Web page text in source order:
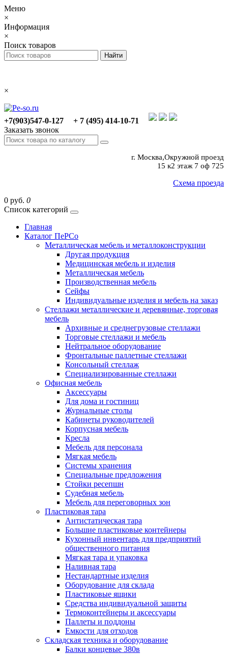
Меню
×
Информация
×
Поиск товаров
×
+7(903)547-0-127
+ 7 (495) 414-10-71
Заказать звонок
г. Москва,Окружной проезд
15 к2 этаж 7 оф 725
Схема проезда
0 руб. 0
Список категорий
Главная
Каталог ПеРСо
Металлическая мебель и металлоконструкции
Другая продукция
Медицинская мебель и изделия
Металлическая мебель
Производственная мебель
Сейфы
Индивидуальные изделия и мебель на заказ
Стеллажи металлические и деревянные, торговая
мебель
Архивные и среднегрузовые стеллажи
Торговые стеллажи и мебель
Нейтральное оборудование
Фронтальные паллетные стеллажи
Консольный стеллаж
Специализированные стеллажи
Офисная мебель
Аксессуары
Для дома и гостиниц
Журнальные столы
Кабинеты руководителей
Корпусная мебель
Кресла
Мебель для персонала
Мягкая мебель
Системы хранения
Специальные предложения
Стойки ресепшн
Судебная мебель
Мебель для переговорных зон
Пластиковая тара
Антистатическая тара
Большие пластиковые контейнеры
Кухонный инвентарь для предприятий
общественного питания
Мягкая тара и упаковка
Наливная тара
Нестандартные изделия
Оборудование для склада
Пластиковые ящики
Средства индивидуальной защиты
Термоконтейнеры и аксессуары
Паллеты и поддоны
Емкости для отходов
Складская техника и оборудование
Балки концевые 380в